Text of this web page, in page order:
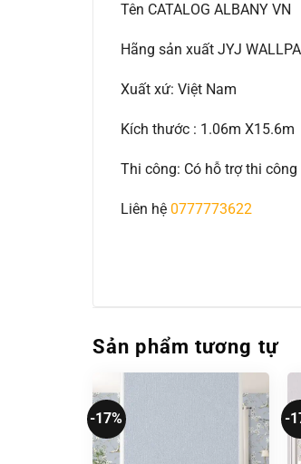
Tên CATALOG ALBANY VN
Hãng sản xuất JYJ
Xuất xứ: Việt Nam
Kích thước : 1.06m X15.6m
Thi công: Có hỗ trợ thi công
Liên hệ 0777773622
Sản phẩm tương tự
-17% -